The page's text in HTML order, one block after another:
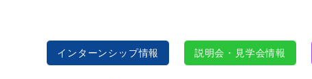
インターンシップ情報 説明会・見学会情報